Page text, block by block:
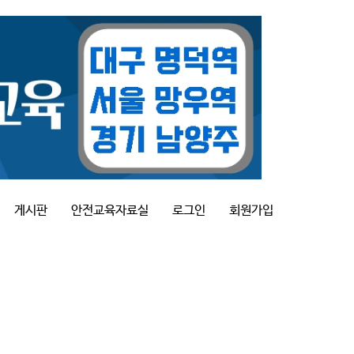
게시판 안전교육자료실 로그인 회원가입